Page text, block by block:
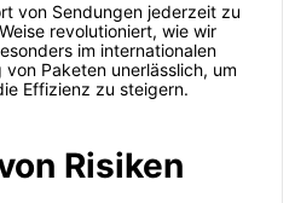
von Sendungen jederzeit zu
revolutioniert, wie wir
im internationalen
Paketen unerlässlich, um
Effizienz zu steigern.
Risiken